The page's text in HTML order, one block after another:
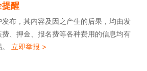
提醒
布，其内容及因之产生的后果，均由发
、押金、报名费等各种费用的信息均有
立即举报 >